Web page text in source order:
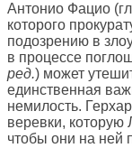
Антонио Фацио
которого
подозрению в
в процессе
ред.) может
единственная
немилость.
веревки, которую
чтобы они на ней